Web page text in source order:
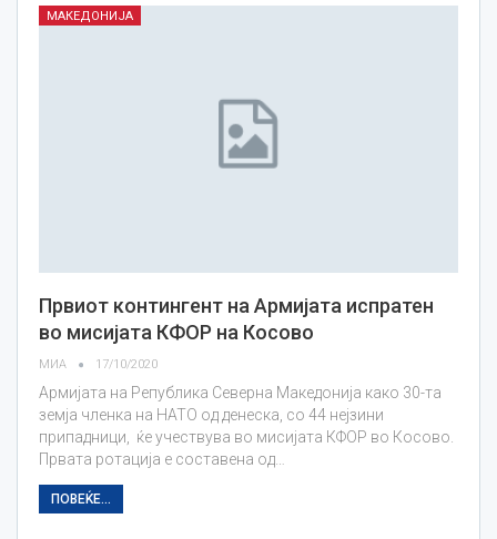
МАКЕДОНИЈА
Првиот контингент на Армијата испратен
во мисијата КФОР на Косово
МИА 17/10/2020
Армијата на Република Северна Македонија како 30-та
земја членка на НАТО од денеска, со 44 нејзини
припадници, ќе учествува во мисијата КФОР во Косово.
Првата ротација е составена од…
ПОВЕЌЕ...